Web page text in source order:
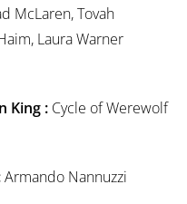
McLaren, Tovah
Laura Warner
King : Cycle of Werewolf
Armando Nannuzzi